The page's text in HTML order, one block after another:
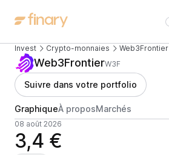
Invest Crypto-monnaies Web3Frontier
Web3FrontierW3F
Suivre dans votre portfolio
GraphiqueÀ proposMarchés
08 août 2026
3,4 €